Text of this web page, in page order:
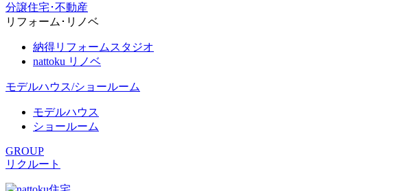
分譲住宅･不動産
リフォーム･リノベ
納得リフォームスタジオ
nattoku リノベ
モデルハウス/ショールーム
モデルハウス
ショールーム
GROUP
リクルート